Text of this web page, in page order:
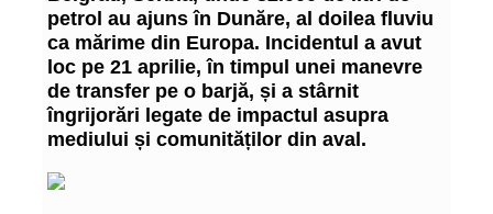
petrol au ajuns în Dunăre, al doilea fluviu
ca mărime din Europa. Incidentul a avut
loc pe 21 aprilie, în timpul unei manevre
de transfer pe o barjă, și a stârnit
îngrijorări legate de impactul asupra
mediului și comunităților din aval.